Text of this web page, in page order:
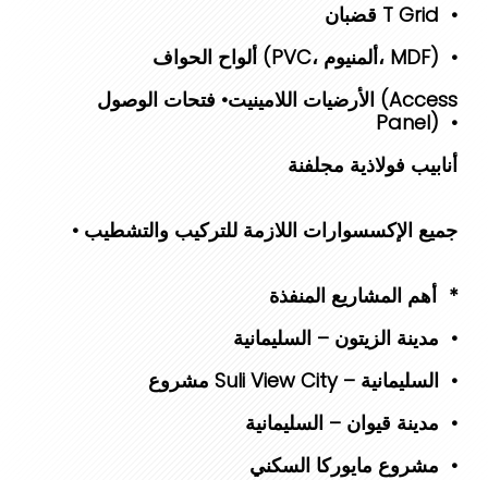
قضبان T Grid •
ألواح الحواف (PVC، ألمنيوم، MDF) •
الأرضيات اللامينيت • فتحات الوصول (Access
Panel) •
أنابيب فولاذية مجلفنة
‎• جميع الإكسسوارات اللازمة للتركيب والتشطيب
‎أهم المشاريع المنفذة *
مدينة الزيتون – السليمانية •
مشروع Suli View City – السليمانية •
مدينة قيوان – السليمانية •
مشروع مايوركا السكني •